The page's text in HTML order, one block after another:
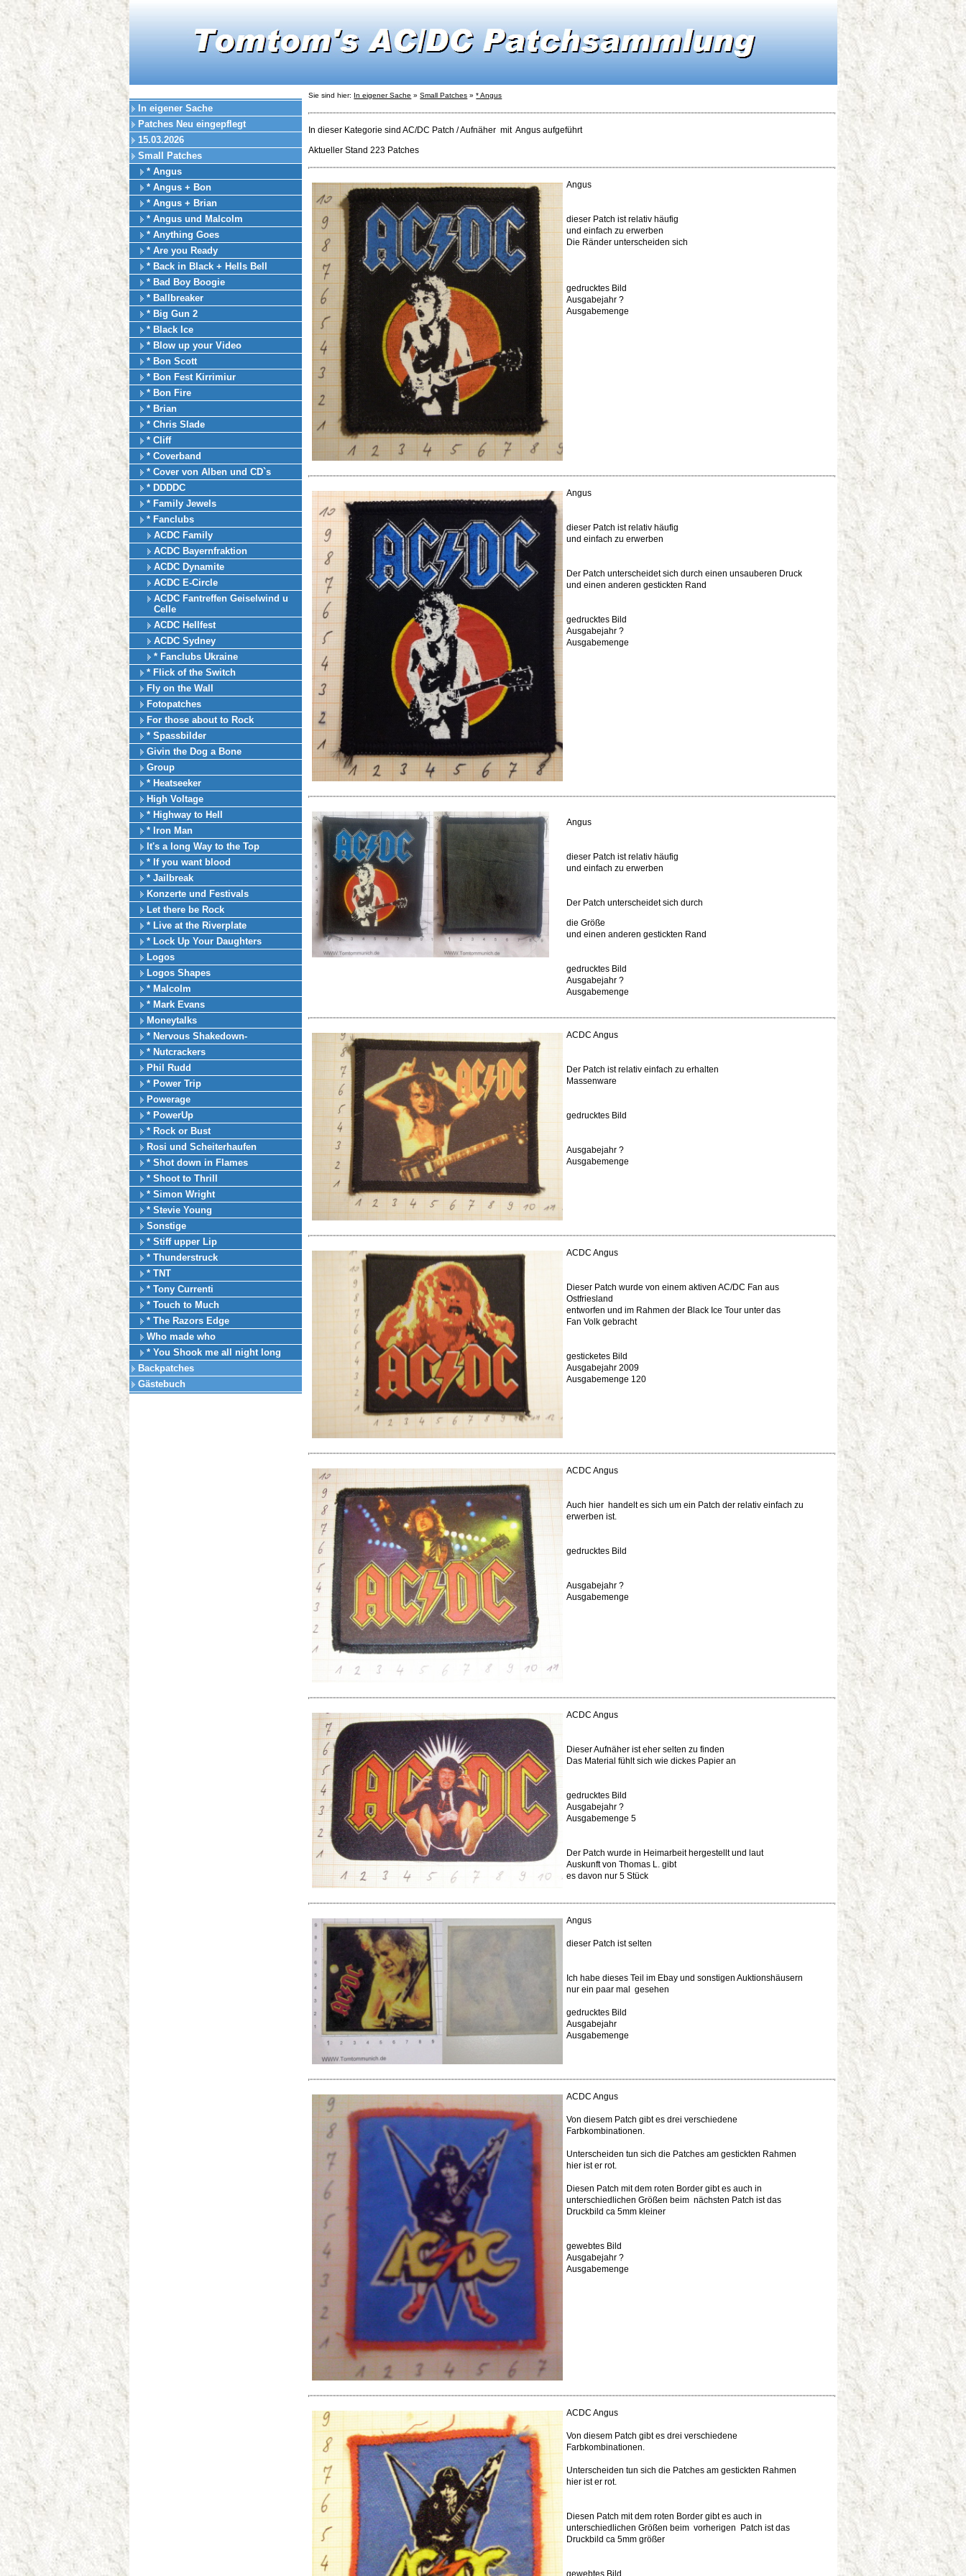
In eigener Sache
Patches Neu eingepflegt
15.03.2026
Small Patches
* Angus
* Angus + Bon
* Angus + Brian
* Angus und Malcolm
* Anything Goes
* Are you Ready
* Back in Black + Hells Bell
* Bad Boy Boogie
* Ballbreaker
* Big Gun 2
* Black Ice
* Blow up your Video
* Bon Scott
* Bon Fest Kirrimiur
* Bon Fire
* Brian
* Chris Slade
* Cliff
* Coverband
* Cover von Alben und CD`s
* DDDDC
* Family Jewels
* Fanclubs
ACDC Family
ACDC Bayernfraktion
ACDC Dynamite
ACDC E-Circle
ACDC Fantreffen Geiselwind u
Celle
ACDC Hellfest
ACDC Sydney
* Fanclubs Ukraine
* Flick of the Switch
Fly on the Wall
Fotopatches
For those about to Rock
* Spassbilder
Givin the Dog a Bone
Group
* Heatseeker
High Voltage
* Highway to Hell
* Iron Man
It's a long Way to the Top
* If you want blood
* Jailbreak
Konzerte und Festivals
Let there be Rock
* Live at the Riverplate
* Lock Up Your Daughters
Logos
Logos Shapes
* Malcolm
* Mark Evans
Moneytalks
* Nervous Shakedown-
* Nutcrackers
Phil Rudd
* Power Trip
Powerage
* PowerUp
* Rock or Bust
Rosi und Scheiterhaufen
* Shot down in Flames
* Shoot to Thrill
* Simon Wright
* Stevie Young
Sonstige
* Stiff upper Lip
* Thunderstruck
* TNT
* Tony Currenti
* Touch to Much
* The Razors Edge
Who made who
* You Shook me all night long
Backpatches
Gästebuch
Sie sind hier: In eigener Sache »Small Patches »* Angus
In dieser Kategorie sind AC/DC Patch / Aufnäher mit Angus aufgeführt
Aktueller Stand 223 Patches
Angus
dieser Patch ist relativ häufig
und einfach zu erwerben
Die Ränder unterscheiden sich
gedrucktes Bild
Ausgabejahr ?
Ausgabemenge
Angus
dieser Patch ist relativ häufig
und einfach zu erwerben
Der Patch unterscheidet sich durch einen unsauberen Druck
und einen anderen gestickten Rand
gedrucktes Bild
Ausgabejahr ?
Ausgabemenge
Angus
dieser Patch ist relativ häufig
und einfach zu erwerben
Der Patch unterscheidet sich durch
die Größe
und einen anderen gestickten Rand
gedrucktes Bild
Ausgabejahr ?
Ausgabemenge
ACDC Angus
Der Patch ist relativ einfach zu erhalten
Massenware
gedrucktes Bild
Ausgabejahr ?
Ausgabemenge
ACDC Angus
Dieser Patch wurde von einem aktiven AC/DC Fan aus
Ostfriesland
entworfen und im Rahmen der Black Ice Tour unter das
Fan Volk gebracht
gesticketes Bild
Ausgabejahr 2009
Ausgabemenge 120
ACDC Angus
Auch hier handelt es sich um ein Patch der relativ einfach zu
erwerben ist.
gedrucktes Bild
Ausgabejahr ?
Ausgabemenge
ACDC Angus
Dieser Aufnäher ist eher selten zu finden
Das Material fühlt sich wie dickes Papier an
gedrucktes Bild
Ausgabejahr ?
Ausgabemenge 5
Der Patch wurde in Heimarbeit hergestellt und laut
Auskunft von Thomas L. gibt
es davon nur 5 Stück
Angus
dieser Patch ist selten
Ich habe dieses Teil im Ebay und sonstigen Auktionshäusern
nur ein paar mal gesehen
gedrucktes Bild
Ausgabejahr
Ausgabemenge
ACDC Angus
Von diesem Patch gibt es drei verschiedene
Farbkombinationen.
Unterscheiden tun sich die Patches am gestickten Rahmen
hier ist er rot.
Diesen Patch mit dem roten Border gibt es auch in
unterschiedlichen Größen beim nächsten Patch ist das
Druckbild ca 5mm kleiner
gewebtes Bild
Ausgabejahr ?
Ausgabemenge
ACDC Angus
Von diesem Patch gibt es drei verschiedene
Farbkombinationen.
Unterscheiden tun sich die Patches am gestickten Rahmen
hier ist er rot.
Diesen Patch mit dem roten Border gibt es auch in
unterschiedlichen Größen beim vorherigen Patch ist das
Druckbild ca 5mm größer
gewebtes Bild